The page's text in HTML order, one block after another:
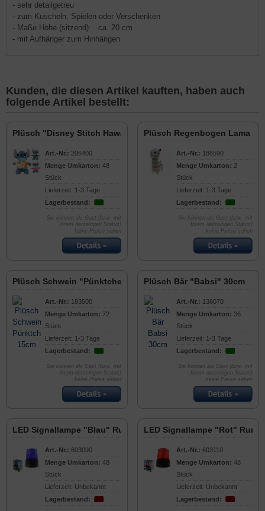
- sehr detailgetreu
- zum Kuscheln, Spielen oder Verschenken
- Maße Höhe (sitzend): ca. 20 cm
- mit Aufhänger zum Hinhängen
Kunden, die diesen Artikel kauften, haben auch
folgende Artikel bestellt:
Plüsch "Disney Stitch Hawaii" 25cm
Art.-Nr.: 206400
Menge Umkarton: 48
Stück
Lieferzeit: 1-3 Tage
Lagerbestand:
Sie können als Gast (bzw. mit
Ihrem derzeitigen Status)
keine Preise sehen
Plüsch Regenbogen Lama
Art.-Nr.: 186590
Menge Umkarton: 2
Stück
Lieferzeit: 1-3 Tage
Lagerbestand:
Sie können als Gast (bzw. mit
Ihrem derzeitigen Status)
keine Preise sehen
Plüsch Schwein "Pünktchen" 15cm
Art.-Nr.: 183500
Menge Umkarton: 72
Stück
Lieferzeit: 1-3 Tage
Lagerbestand:
Sie können als Gast (bzw. mit
Ihrem derzeitigen Status)
keine Preise sehen
Plüsch Bär "Babsi" 30cm
Art.-Nr.: 138070
Menge Umkarton: 36
Stück
Lieferzeit: 1-3 Tage
Lagerbestand:
Sie können als Gast (bzw. mit
Ihrem derzeitigen Status)
keine Preise sehen
LED Signallampe "Blau" Rundumlicht
Art.-Nr.: 603090
Menge Umkarton: 48
Stück
Lieferzeit: Unbekannt
Lagerbestand:
LED Signallampe "Rot"
Art.-Nr.: 603110
Menge Umkarton: 48
Stück
Lieferzeit: Unbekannt
Lagerbestand: